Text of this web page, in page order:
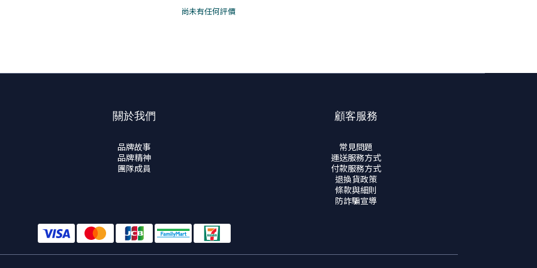
尚未有任何評價
關於我們
品牌故事
品牌精神
團隊成員
顧客服務
常見問題
運送服務方式
付款服務方式
退換貨政策
條款與細則
防詐騙宣導